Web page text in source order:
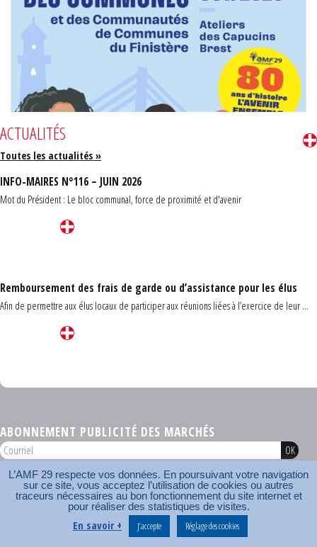
ACTUALITÉS
Toutes les actualités »
INFO-MAIRES N°116 – JUIN 2026
Mot du Président : Le bloc communal, force de proximité et d'avenir
Remboursement des frais de garde ou d’assistance pour les élus
Afin de permettre aux élus locaux de participer aux réunions liées à l’exercice de leur ...
ABONNEMENT PUBLICITÉ DES MARCHÉS
AMF 29 © 2026
Plan du site Nos coordonnées Mentions légales
Contact
Carrefour des communes
AMF
L’AMF 29 respecte vos données. En poursuivant votre navigation
sur ce site, vous acceptez l’utilisation de cookies ou autres
traceurs nécessaires au bon fonctionnement du site internet et
pour réaliser des statistiques de visites.
En savoir + J’accepte Réglage des cookies